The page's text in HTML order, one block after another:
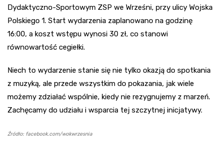
Dydaktyczno-Sportowym ZSP we Wrześni, przy ulicy Wojska
Polskiego 1. Start wydarzenia zaplanowano na godzinę
16:00, a koszt wstępu wynosi 30 zł, co stanowi
równowartość cegiełki.
Niech to wydarzenie stanie się nie tylko okazją do spotkania
z muzyką, ale przede wszystkim do pokazania, jak wiele
możemy zdziałać wspólnie, kiedy nie rezygnujemy z marzeń.
Zachęcamy do udziału i wsparcia tej szczytnej inicjatywy.
Źródło: facebook.com/wokwrzesnia